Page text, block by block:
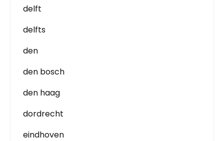
delft
delfts
den
den bosch
den haag
dordrecht
eindhoven